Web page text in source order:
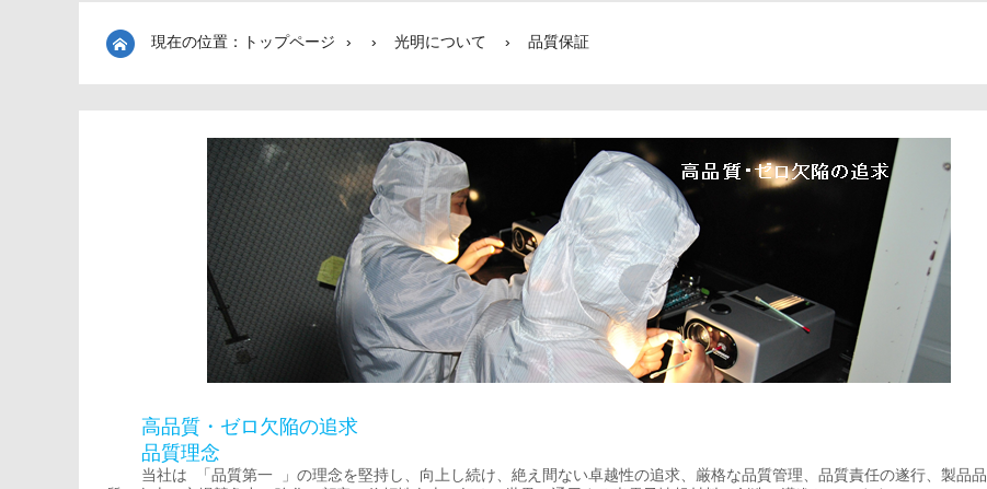
現在の位置：トップページ › › 光明について › 品質保証
高品質・ゼロ欠陥の追求
品質理念
当社は 「品質第一 」の理念を堅持し、向上し続け、絶え間ない卓越性の追求、厳格な品質管理、品質責任の遂行、製品品